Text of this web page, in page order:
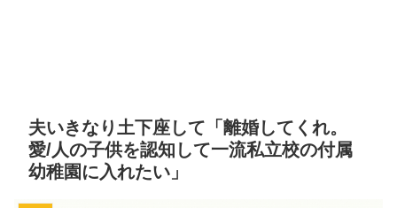
夫いきなり土下座して「離婚してくれ。
愛/人の子供を認知して一流私立校の付属
幼稚園に入れたい」